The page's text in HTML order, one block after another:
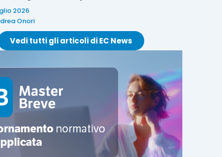
2026
Onori
Vedi tutti gli articoli di EC News